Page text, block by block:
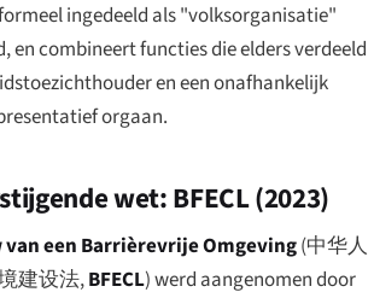
ingedeeld als "volksorganisatie"
en combineert functies die elders verdeeld
en een onafhankelijk
orgaan.
wet: BFECL (2023)
van een Barrièrevrije Omgeving(中华人
建设法,BFECL) werd aangenomen door